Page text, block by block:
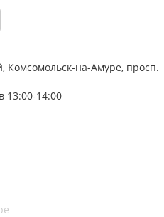
Комсомольск-на-Амуре, просп.
13:00-14:00